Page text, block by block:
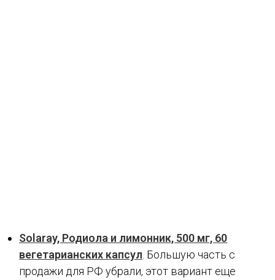
Solaray, Родиола и лимонник, 500 мг, 60
вегетарианских капсул . Большую часть с
продажи для РФ убрали, этот вариант еще